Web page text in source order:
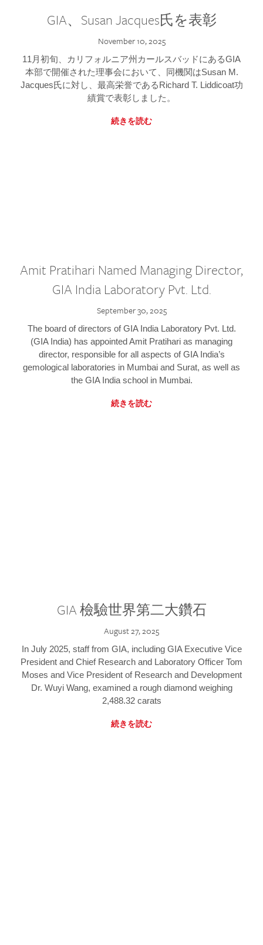
GIA、Susan Jacques氏を表彰
November 10, 2025
11月初旬、カリフォルニア州カールスバッドにあるGIA
本部で開催された理事会において、同機関はSusan M.
Jacques氏に対し、最高栄誉であるRichard T. Liddicoat功
績賞で表彰しました。
続きを読む
Amit Pratihari Named Managing Director,
GIA India Laboratory Pvt. Ltd.
September 30, 2025
The board of directors of GIA India Laboratory Pvt. Ltd.
(GIA India) has appointed Amit Pratihari as managing
director, responsible for all aspects of GIA India’s
gemological laboratories in Mumbai and Surat, as well as
the GIA India school in Mumbai.
続きを読む
GIA 檢驗世界第二大鑽石
August 27, 2025
In July 2025, staff from GIA, including GIA Executive Vice
President and Chief Research and Laboratory Officer Tom
Moses and Vice President of Research and Development
Dr. Wuyi Wang, examined a rough diamond weighing
2,488.32 carats
続きを読む